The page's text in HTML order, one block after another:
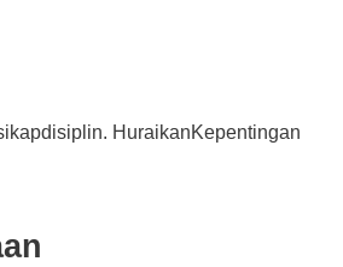
disiplin. HuraikanKepentingan